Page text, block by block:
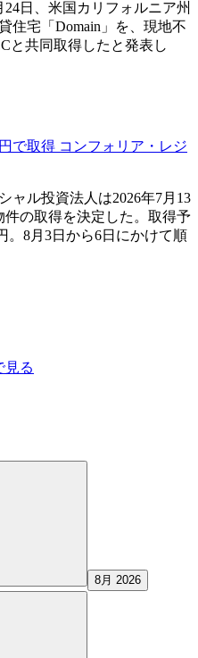
24日、米国カリフォルニア州
住宅「Domain」を、現地不
と共同取得したと発表し
で取得 コンフォリア・レジ
ャル投資法人は2026年7月13
件の取得を決定した。取得予
。8月3日から6日にかけて順
見る
8月 2026